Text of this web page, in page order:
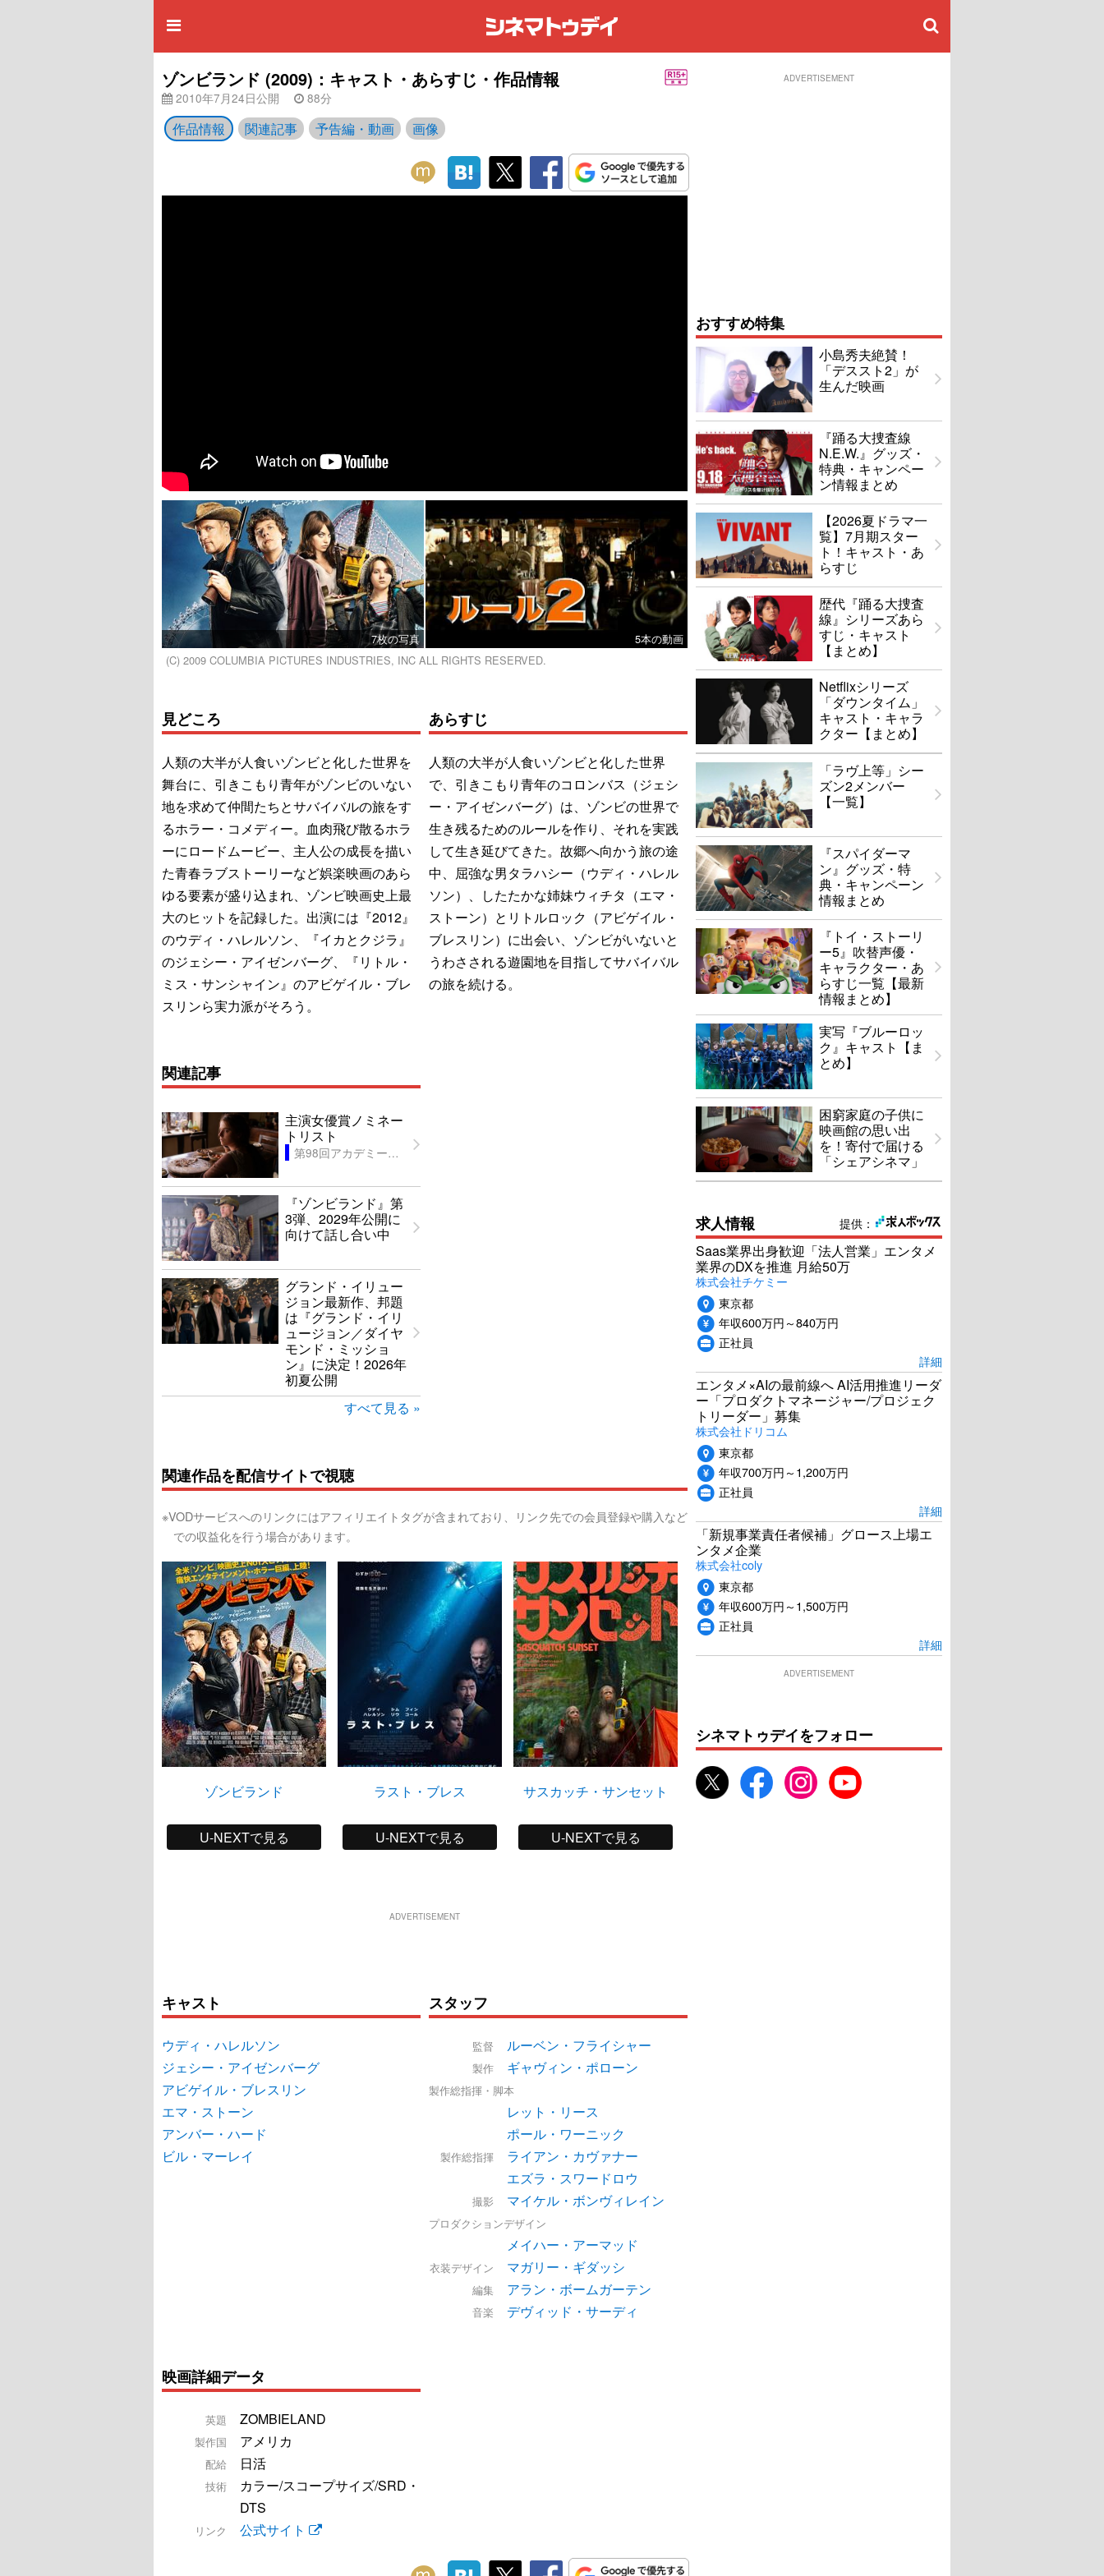
ゾンビランド (2009)：キャスト・あらすじ・作品情報
2010年7月24日公開 88分
作品情報 関連記事 予告編・動画 画像
7枚の写真
5本の動画
(C) 2009 COLUMBIA PICTURES INDUSTRIES, INC ALL RIGHTS RESERVED.
見どころ
人類の大半が人食いゾンビと化した世界を
舞台に、引きこもり青年がゾンビのいない
地を求めて仲間たちとサバイバルの旅をす
るホラー・コメディー。血肉飛び散るホラ
ーにロードムービー、主人公の成長を描い
た青春ラブストーリーなど娯楽映画のあら
ゆる要素が盛り込まれ、ゾンビ映画史上最
大のヒットを記録した。出演には『2012』
のウディ・ハレルソン、『イカとクジラ』
のジェシー・アイゼンバーグ、『リトル・
ミス・サンシャイン』のアビゲイル・ブレ
スリンら実力派がそろう。
あらすじ
人類の大半が人食いゾンビと化した世界
で、引きこもり青年のコロンバス（ジェシ
ー・アイゼンバーグ）は、ゾンビの世界で
生き残るためのルールを作り、それを実践
して生き延びてきた。故郷へ向かう旅の途
中、屈強な男タラハシー（ウディ・ハレル
ソン）、したたかな姉妹ウィチタ（エマ・
ストーン）とリトルロック（アビゲイル・
ブレスリン）に出会い、ゾンビがいないと
うわさされる遊園地を目指してサバイバル
の旅を続ける。
関連記事
主演女優賞ノミネー
トリスト
第98回アカデミー賞
『ゾンビランド』第
3弾、2029年公開に
向けて話し合い中
グランド・イリュー
ジョン最新作、邦題
は『グランド・イリ
ュージョン／ダイヤ
モンド・ミッショ
ン』に決定！2026年
初夏公開
すべて見る »
関連作品を配信サイトで視聴
※VODサービスへのリンクにはアフィリエイトタグが含まれており、リンク先での会員登録や購入など
での収益化を行う場合があります。
ゾンビランド
U-NEXTで見る
ラスト・ブレス
U-NEXTで見る
サスカッチ・サンセット
U-NEXTで見る
僕らの世界が交わるまで
ADVERTISEMENT
キャスト
ウディ・ハレルソン
ジェシー・アイゼンバーグ
アビゲイル・ブレスリン
エマ・ストーン
アンバー・ハード
ビル・マーレイ
スタッフ
監督 ルーベン・フライシャー
製作 ギャヴィン・ポローン
製作総指揮・脚本
レット・リース
ポール・ワーニック
製作総指揮
ライアン・カヴァナー
エズラ・スワードロウ
撮影 マイケル・ボンヴィレイン
プロダクションデザイン
メイハー・アーマッド
衣装デザイン マガリー・ギダッシ
編集 アラン・ボームガーテン
音楽 デヴィッド・サーディ
映画詳細データ
英題 ZOMBIELAND
製作国 アメリカ
配給 日活
技術
カラー/スコープサイズ/SRD・
DTS
リンク 公式サイト
ADVERTISEMENT
おすすめ特集
小島秀夫絶賛！
「デススト2」が
生んだ映画
『踊る大捜査線
N.E.W.』グッズ・
特典・キャンペー
ン情報まとめ
【2026夏ドラマ一
覧】7月期スター
ト！キャスト・あ
らすじ
歴代『踊る大捜査
線』シリーズあら
すじ・キャスト
【まとめ】
Netflixシリーズ
「ダウンタイム」
キャスト・キャラ
クター【まとめ】
「ラヴ上等」シー
ズン2メンバー
【一覧】
『スパイダーマ
ン』グッズ・特
典・キャンペーン
情報まとめ
『トイ・ストーリ
ー5』吹替声優・
キャラクター・あ
らすじ一覧【最新
情報まとめ】
実写『ブルーロッ
ク』キャスト【ま
とめ】
困窮家庭の子供に
映画館の思い出
を！寄付で届ける
「シェアシネマ」
提供：
求人情報
Saas業界出身歓迎「法人営業」エンタメ
業界のDXを推進 月給50万
株式会社チケミー
東京都
年収600万円～840万円
正社員
詳細
エンタメ×AIの最前線へ AI活用推進リーダ
ー「プロダクトマネージャー/プロジェク
トリーダー」募集
株式会社ドリコム
東京都
年収700万円～1,200万円
正社員
詳細
「新規事業責任者候補」グロース上場エ
ンタメ企業
株式会社coly
東京都
年収600万円～1,500万円
正社員
詳細
ADVERTISEMENT
シネマトゥデイをフォロー